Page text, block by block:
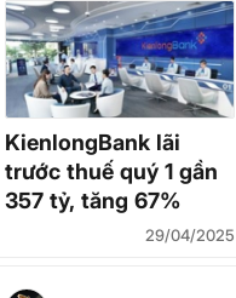
KienlongBank lãi
trước thuế quý 1 gần
357 tỷ, tăng 67%
29/04/2025